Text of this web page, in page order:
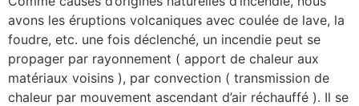
avons les éruptions volcaniques avec coulée de lave, la
foudre, etc. une fois déclenché, un incendie peut se
propager par rayonnement ( apport de chaleur aux
matériaux voisins ), par convection ( transmission de
chaleur par mouvement ascendant d’air réchauffé ). Il se